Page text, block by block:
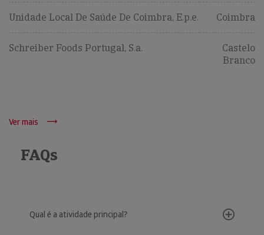
Unidade Local De Saúde De Coimbra, E.p.e. Coimbra
Schreiber Foods Portugal, S.a.
Castelo
Branco
Ver mais
FAQs
Qual é a atividade principal?